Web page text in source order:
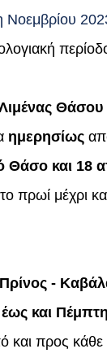
ημερησίως
Θάσο και 18
πρωί μέχρι
-
και Πέμπτη
και προς κάθε